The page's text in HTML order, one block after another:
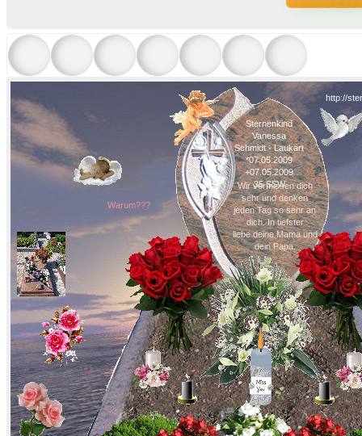
Sternenkind
Vanessa
Schmidt - Laukart
*07.05.2009
+07.05.2009
35 SSW
Wir vermissen dich
sehr und denken
jeden Tag so sehr an
dich. In tiefster
liebe deine Mama und
dein Papa.
http://
Warum???